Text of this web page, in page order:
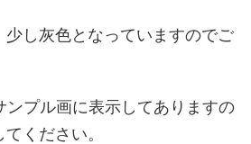
し灰色となっていますのでご
ンプル画に表示してありますの
ください。